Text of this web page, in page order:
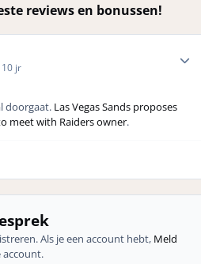
reviews en bonussen!
10 jr
doorgaat. Las Vegas Sands proposes
meet with Raiders owner.
Als je een account hebt, Meld